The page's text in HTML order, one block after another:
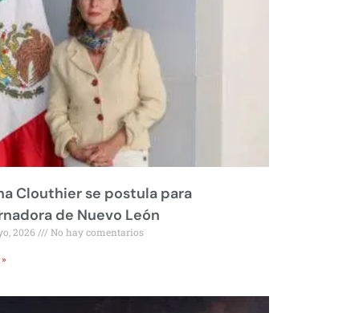
Clouthier se postula para
de Nuevo León
2026 No hay comentarios